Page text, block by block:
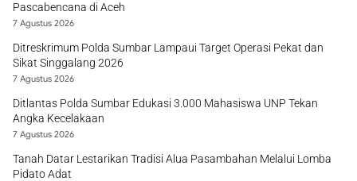
Pascabencana di Aceh
7 Agustus 2026
Ditreskrimum Polda Sumbar Lampaui Target Operasi Pekat dan
Sikat Singgalang 2026
7 Agustus 2026
Ditlantas Polda Sumbar Edukasi 3.000 Mahasiswa UNP Tekan
Angka Kecelakaan
7 Agustus 2026
Tanah Datar Lestarikan Tradisi Alua Pasambahan Melalui Lomba
Pidato Adat